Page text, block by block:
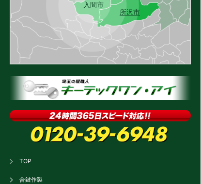
入間市
所沢市
TOP
合鍵作製